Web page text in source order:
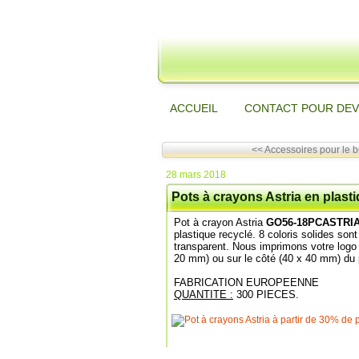
ACCUEIL CONTACT POUR
<< Accessoires pour le
28 mars 2018
Pots à crayons Astria en
Pot à crayon Astria GO56-
plastique recyclé. 8 coloris solides
transparent. Nous imprimons votre
20 mm) ou sur le côté (40 x 40 mm) du
FABRICATION EUROPEENNE
QUANTITE : 300 PIECES.